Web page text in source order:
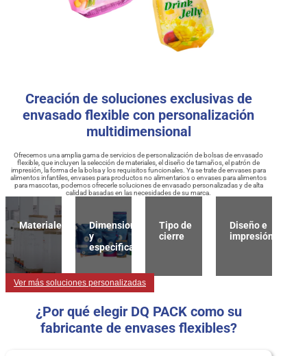
Creación de soluciones exclusivas de
envasado flexible con personalización
multidimensional
Ofrecemos una amplia gama de servicios de personalización de bolsas de envasado
flexible, que incluyen la selección de materiales, el diseño de tamaños, el patrón de
impresión, la forma de la bolsa y los requisitos funcionales. Ya se trate de envases para
alimentos infantiles, envases para productos no alimentarios o envases para alimentos
para mascotas, podemos ofrecerle soluciones de envasado personalizadas y de alta
calidad basadas en las necesidades de su marca.
Materiales
Dimensiones
y
especificaciones
Tipo de
cierre
Diseño e
impresión
Ver más soluciones personalizadas
¿Por qué elegir DQ PACK como su
fabricante de envases flexibles?